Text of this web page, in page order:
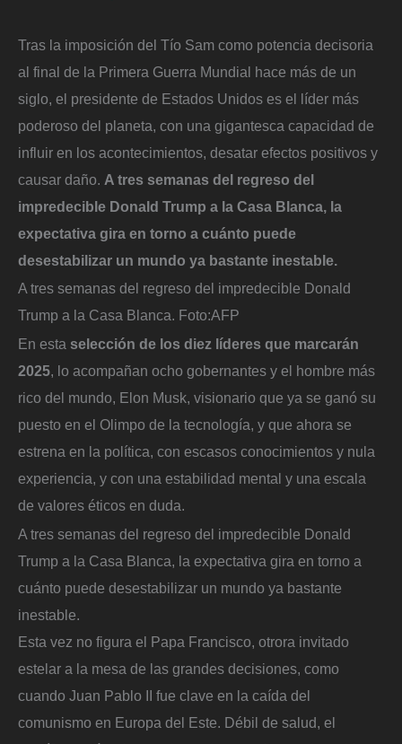
Tras la imposición del Tío Sam como potencia decisoria
al final de la Primera Guerra Mundial hace más de un
siglo, el presidente de Estados Unidos es el líder más
poderoso del planeta, con una gigantesca capacidad de
influir en los acontecimientos, desatar efectos positivos y
causar daño. A tres semanas del regreso del
impredecible Donald Trump a la Casa Blanca, la
expectativa gira en torno a cuánto puede
desestabilizar un mundo ya bastante inestable.
A tres semanas del regreso del impredecible Donald
Trump a la Casa Blanca. Foto:AFP
En esta selección de los diez líderes que marcarán
2025, lo acompañan ocho gobernantes y el hombre más
rico del mundo, Elon Musk, visionario que ya se ganó su
puesto en el Olimpo de la tecnología, y que ahora se
estrena en la política, con escasos conocimientos y nula
experiencia, y con una estabilidad mental y una escala
de valores éticos en duda.
A tres semanas del regreso del impredecible Donald
Trump a la Casa Blanca, la expectativa gira en torno a
cuánto puede desestabilizar un mundo ya bastante
inestable.
Esta vez no figura el Papa Francisco, otrora invitado
estelar a la mesa de las grandes decisiones, como
cuando Juan Pablo II fue clave en la caída del
comunismo en Europa del Este. Débil de salud, el